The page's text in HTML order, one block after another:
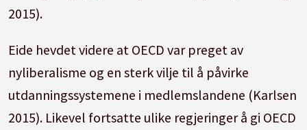
2015).
Eide hevdet videre at OECD var preget av
nyliberalisme og en sterk vilje til å påvirke
utdanningssystemene i medlemslandene (Karlsen
2015). Likevel fortsatte ulike regjeringer å gi OECD